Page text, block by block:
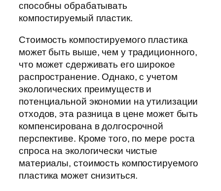
способны обрабатывать
компостируемый пластик.
Стоимость компостируемого пластика
может быть выше, чем у традиционного,
что может сдерживать его широкое
распространение. Однако, с учетом
экологических преимуществ и
потенциальной экономии на утилизации
отходов, эта разница в цене может быть
компенсирована в долгосрочной
перспективе. Кроме того, по мере роста
спроса на экологически чистые
материалы, стоимость компостируемого
пластика может снизиться.